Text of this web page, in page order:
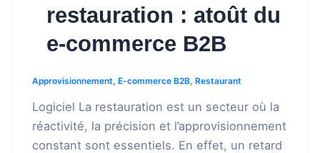
restauration : atoût du
e-commerce B2B
Approvisionnement, E-commerce B2B, Restaurant
Logiciel La restauration est un secteur où la
réactivité, la précision et l’approvisionnement
constant sont essentiels. En effet, un retard